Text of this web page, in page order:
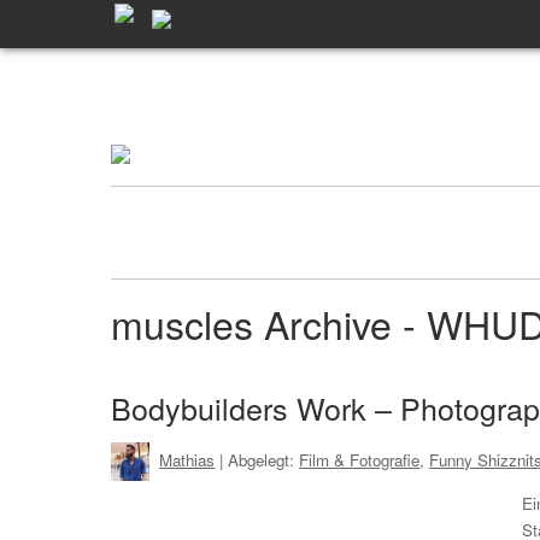
muscles Archive -
Bodybuilders Work –
Mathias | Abgelegt: Film & Fotografie, Funny